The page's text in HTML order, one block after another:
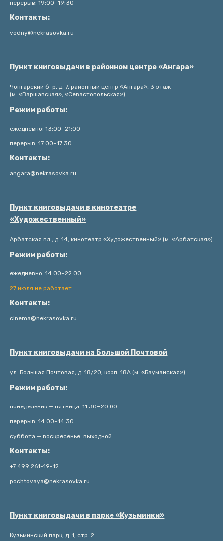
перерыв: 19:00–19:30
Контакты:
vodny@nekrasovka.ru
Пункт книговыдачи в районном центре «Ангара»
Чонгарский б-р, д. 7, районный центр «Ангара», 3 этаж
(м. «Варшавская», «Севастопольская»)
Режим работы:
ежедневно: 13:00–21:00
перерыв: 17:00–17:30
Контакты:
angara@nekrasovka.ru
Пункт книговыдачи в кинотеатре
«Художественный»
Арбатская пл., д. 14, кинотеатр «Художественный» (м. «Арбатская»)
Режим работы:
ежедневно: 14:00–22:00
27 июля не работает
Контакты:
cinema@nekrasovka.ru
Пункт книговыдачи на Большой Почтовой
ул. Большая Почтовая, д. 18/20, корп. 18А (м. «Бауманская»)
Режим работы:
понедельник — пятница: 11:30−20:00
перерыв: 14:00–14:30
суббота — воскресенье: выходной
Контакты:
+7 499 261-19-12
pochtovaya@nekrasovka.ru
Пункт книговыдачи в парке «Кузьминки»
Кузьминский парк, д. 1, стр. 2